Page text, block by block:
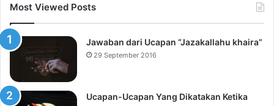
Most Viewed Posts
Jawaban dari Ucapan “Jazakallahu khaira”
29 September 2016
Ucapan-Ucapan Yang Dikatakan Ketika